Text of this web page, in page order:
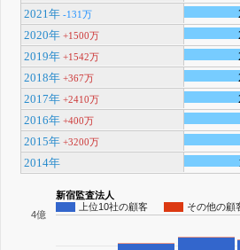
2021年 -131万
2020年 +1500万
2019年 +1542万
2018年 +367万
2017年 +2410万
2016年 +400万
2015年 +3200万
2014年
新宿監査法人
上位10社の顧客
その他の顧
4億